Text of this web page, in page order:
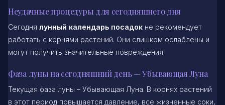
Неудачные процедуры для сегодняшнего дня
Сегодня лунный календарь посадок не рекомендует
работать с корнями растений. Они слишком ослаблены и
могут получить значительные повреждения.
Фаза луны на сегодняшний день — Убывающая Луна
Текущая фаза луны – Убывающая Луна. В корнях растений
в этот период повышается давление, все жизненные соки,